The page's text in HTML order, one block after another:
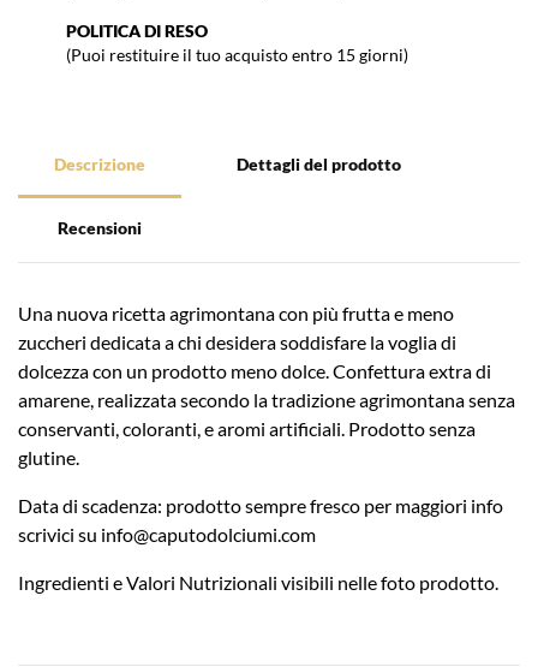
POLITICA DI RESO
(Puoi restituire il tuo acquisto entro 15 giorni)
Descrizione Dettagli del prodotto
Recensioni
Una nuova ricetta agrimontana con più frutta e meno
zuccheri dedicata a chi desidera soddisfare la voglia di
dolcezza con un prodotto meno dolce. Confettura extra di
amarene, realizzata secondo la tradizione agrimontana senza
conservanti, coloranti, e aromi artificiali. Prodotto senza
glutine.
Data di scadenza: prodotto sempre fresco per maggiori info
scrivici su info@caputodolciumi.com
Ingredienti e Valori Nutrizionali visibili nelle foto prodotto.